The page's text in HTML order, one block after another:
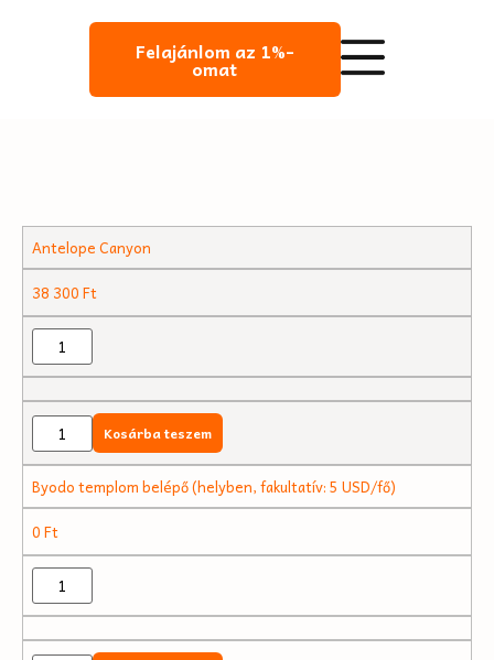
Felajánlom az 1%-
omat
Antelope Canyon
38 300Ft
Kosárba teszem
Byodo templom belépő (helyben, fakultatív: 5 USD/fő)
0Ft